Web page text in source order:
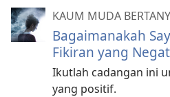
KAUM MUDA
Bagaimanakah
Fikiran yang
Ikutlah cadangan ini
yang positif.